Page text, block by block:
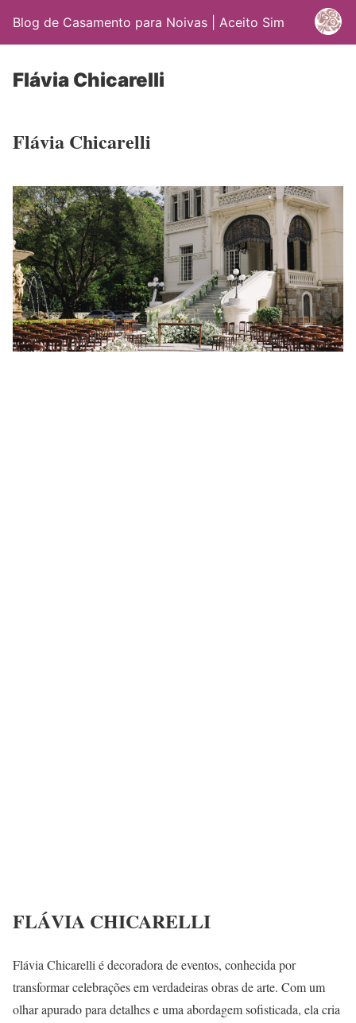
Blog de Casamento para Noivas | Aceito Sim
Flávia Chicarelli
Flávia Chicarelli
FLÁVIA CHICARELLI
Flávia Chicarelli é decoradora de eventos, conhecida por
transformar celebrações em verdadeiras obras de arte. Com um
olhar apurado para detalhes e uma abordagem sofisticada, ela cria